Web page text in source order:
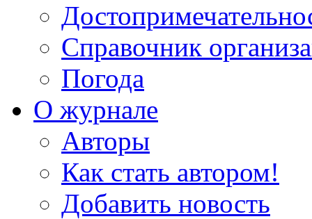
Справочник
Погода
О журнале
Авторы
Как стать автором!
Добавить новость